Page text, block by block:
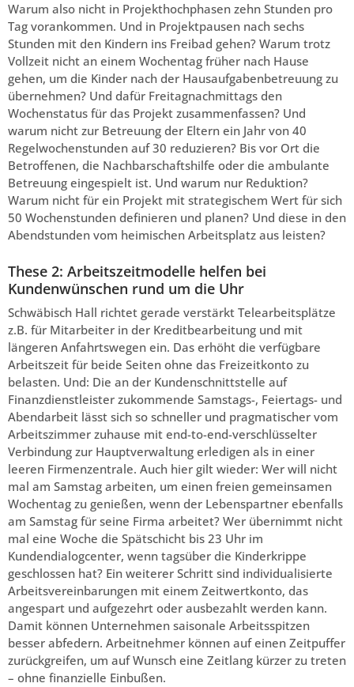
Warum also nicht in Projekthochphasen zehn Stunden pro
Tag voran­kommen. Und in Projektpausen nach sechs
Stunden mit den Kindern ins Freibad gehen? Warum trotz
Vollzeit nicht an einem Wochentag früher nach Hause
gehen, um die Kinder nach der Hausaufgabenbetreuung zu
übernehmen? Und dafür Freitagnachmittags den
Wochenstatus für das Projekt zusammenfassen? Und
warum nicht zur Betreuung der Eltern ein Jahr von 40
Regelwochenstunden auf 30 reduzieren? Bis vor Ort die
Betroffenen, die Nachbarschaftshilfe oder die ambulante
Betreuung eingespielt ist. Und warum nur Reduktion?
Warum nicht für ein Projekt mit strategischem Wert für sich
50 Wochenstunden definieren und planen? Und diese in den
Abendstunden vom heimischen Arbeitsplatz aus leisten?
These 2: Arbeitszeitmodelle helfen bei
Kundenwünschen rund um die Uhr
Schwäbisch Hall richtet gerade verstärkt Telearbeitsplätze
z.B. für Mitarbeiter in der Kreditbearbeitung und mit
längeren Anfahrtswegen ein. Das erhöht die verfügbare
Arbeitszeit für beide Seiten ohne das Freizeitkonto zu
belasten. Und: Die an der Kundenschnittstelle auf
Finanzdienstleister zukommende Samstags-, Feiertags- und
Abendarbeit lässt sich so schneller und pragmatischer vom
Arbeitszimmer zuhause mit end-to-end-verschlüsselter
Verbindung zur Hauptverwaltung erledigen als in einer
leeren Firmenzentrale. Auch hier gilt wieder: Wer will nicht
mal am Samstag arbeiten, um einen freien gemeinsamen
Wochentag zu genießen, wenn der Lebenspartner ebenfalls
am Samstag für seine Firma arbeitet? Wer übernimmt nicht
mal eine Woche die Spätschicht bis 23 Uhr im
Kundendialogcenter, wenn tagsüber die Kinderkrippe
geschlossen hat? Ein weiterer Schritt sind individualisierte
Arbeitsvereinbarungen mit einem Zeitwertkonto, das
angespart und aufgezehrt oder ausbezahlt werden kann.
Damit können Unternehmen saisonale Arbeitsspitzen
besser abfedern. Arbeitnehmer können auf einen Zeitpuffer
zurückgreifen, um auf Wunsch eine Zeitlang kürzer zu treten
– ohne finanzielle Einbußen.